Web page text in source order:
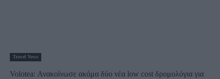
Travel News
Volotea: Ανακοίνωσε ακόμα δύο νέα low cost δρομολόγια για